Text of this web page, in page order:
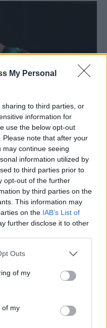
My Personal
to third parties, or
information for
use the below opt-out
note that after your
continue seeing
information utilized by
to third parties prior to
opt-out of the further
by third parties on the
This information may
on the IAB’s List of
further disclose it to other
uses one or more Google
You may click to
its third-party tags to
in below Google
Outs
of my
of my
έφερε τη νίκη
2024
φιλικό παρουσιάστηκε
Αναντολού Εφές. Οι